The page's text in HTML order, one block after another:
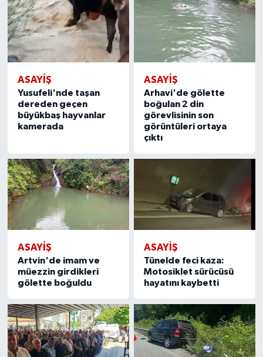
ASAYIŞ
Yusufeli'nde taşan
dereden geçen
büyükbaş hayvanlar
kamerada
ASAYIŞ
Arhavi'de gölette
boğulan 2 din
görevlisinin son
görüntüleri ortaya
çıktı
ASAYIŞ
Artvin'de imam ve
müezzin girdikleri
gölette boğuldu
ASAYIŞ
Tünelde feci kaza:
Motosiklet sürücüsü
hayatını kaybetti